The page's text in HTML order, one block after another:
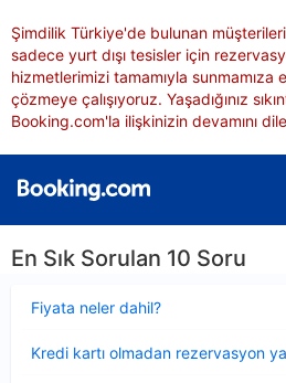
Şimdilik Türkiye'de bulunan
sadece yurt dışı tesisler için
hizmetlerimizi tamamıyla sunmamıza
çözmeye çalışıyoruz. Yaşadığınız
Booking.com'la ilişkinizin devamını
En Sık Sorulan 10 Soru
Fiyata neler dahil?
Kredi kartı olmadan rezervasyon